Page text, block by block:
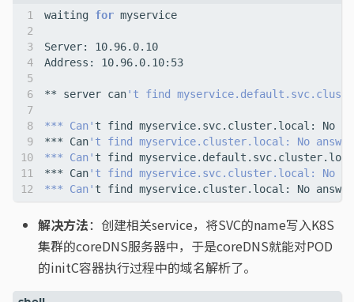
1
4
6
7
8
9
10
11
waiting for
** server can
*** Can'
*** Can
*** Can'
*** Can
*** Can'
解决方法：创建相关service，将SVC的name写入K8S
集群的coreDNS服务器中，于是coreDNS就能对POD
的initC容器执行过程中的域名解析了。